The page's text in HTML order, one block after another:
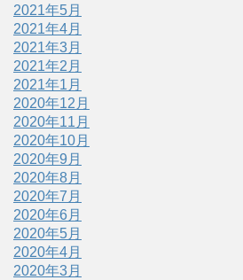
2021年5月
2021年4月
2021年3月
2021年2月
2021年1月
2020年12月
2020年11月
2020年10月
2020年9月
2020年8月
2020年7月
2020年6月
2020年5月
2020年4月
2020年3月